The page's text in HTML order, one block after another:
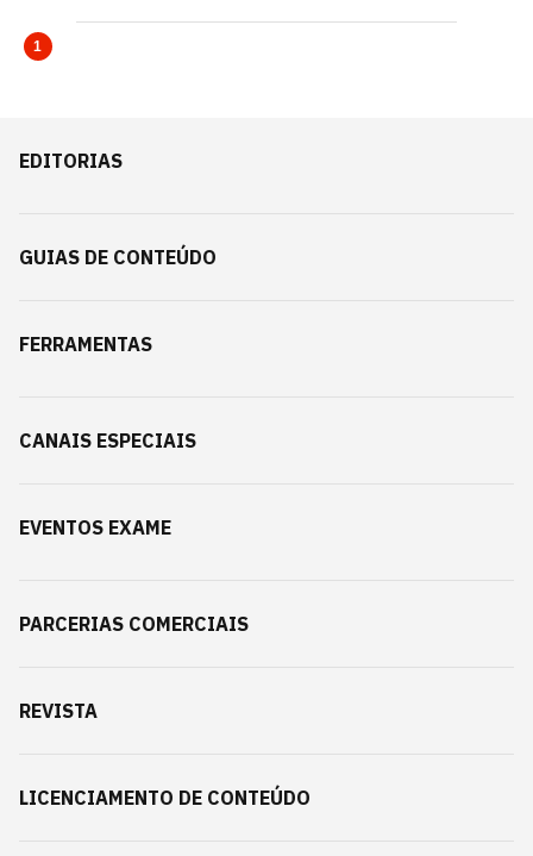
1
EDITORIAS
GUIAS DE CONTEÚDO
FERRAMENTAS
CANAIS ESPECIAIS
EVENTOS EXAME
PARCERIAS COMERCIAIS
REVISTA
LICENCIAMENTO DE CONTEÚDO